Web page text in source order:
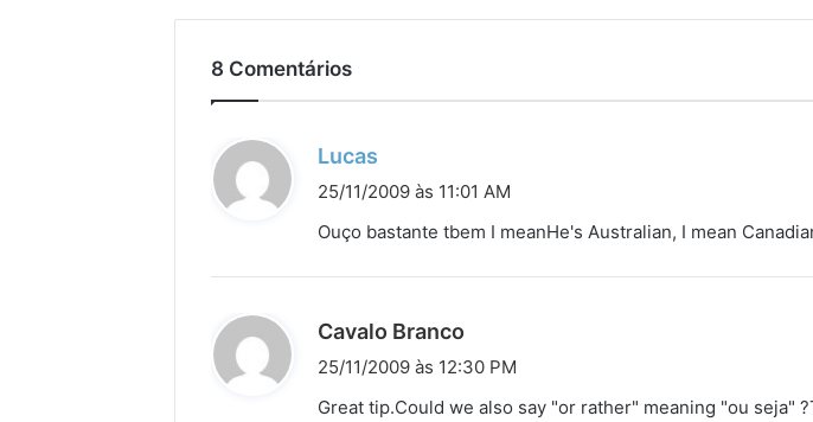
8 Comentários
Lucas
i
e
25/11/2009 às 11:01 AM
Ouço bastante tbem I meanHe's Australian, I mean
Cavalo Branco
i
25/11/2009 às 12:30 PM
Great tip.Could we also say "or rather" meaning "ou seja"